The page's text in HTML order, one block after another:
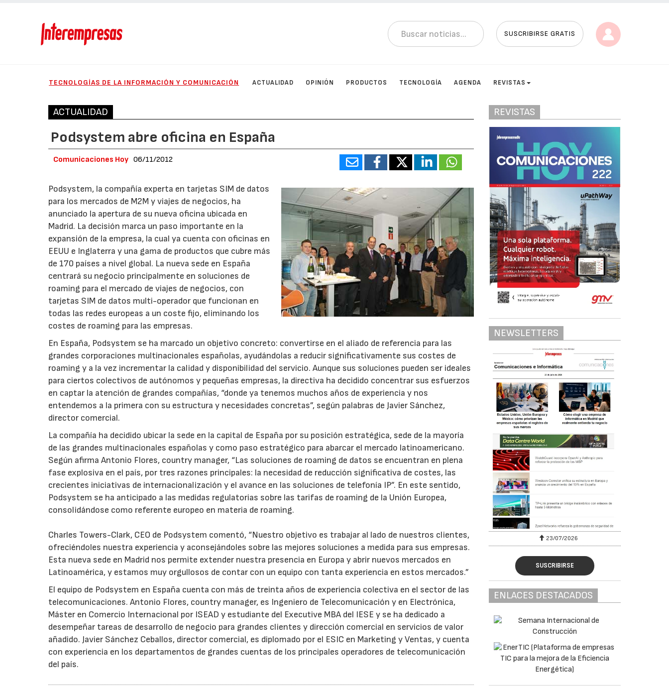
SUSCRIBIRSE GRATIS
TECNOLOGÍAS DE LA INFORMACIÓN Y COMUNICACIÓN ACTUALIDAD OPINIÓN PRODUCTOS TECNOLOGÍA AGENDA REVISTAS
ACTUALIDAD
Podsystem abre oficina en España
Comunicaciones Hoy 06/11/2012
Podsystem, la compañía experta en tarjetas SIM de datos
para los mercados de M2M y viajes de negocios, ha
anunciado la apertura de su nueva oficina ubicada en
Madrid. La decisión marca un paso importante en la
expansión de la empresa, la cual ya cuenta con oficinas en
EEUU e Inglaterra y una gama de productos que cubre más
de 170 países a nivel global. La nueva sede en España
centrará su negocio principalmente en soluciones de
roaming para el mercado de viajes de negocios, con
tarjetas SIM de datos multi-operador que funcionan en
todas las redes europeas a un coste fijo, eliminando los
costes de roaming para las empresas.
En España, Podsystem se ha marcado un objetivo concreto: convertirse en el aliado de referencia para las
grandes corporaciones multinacionales españolas, ayudándolas a reducir significativamente sus costes de
roaming y a la vez incrementar la calidad y disponibilidad del servicio. Aunque sus soluciones pueden ser ideales
para ciertos colectivos de autónomos y pequeñas empresas, la directiva ha decidido concentrar sus esfuerzos
en captar la atención de grandes compañías, “donde ya tenemos muchos años de experiencia y nos
entendemos a la primera con su estructura y necesidades concretas”, según palabras de Javier Sánchez,
director comercial.
La compañía ha decidido ubicar la sede en la capital de España por su posición estratégica, sede de la mayoría
de las grandes multinacionales españolas y como paso estratégico para abarcar el mercado latinoamericano.
Según afirma Antonio Flores, country manager, “Las soluciones de roaming de datos se encuentran en plena
fase explosiva en el país, por tres razones principales: la necesidad de reducción significativa de costes, las
crecientes iniciativas de internacionalización y el avance en las soluciones de telefonía IP”. En este sentido,
Podsystem se ha anticipado a las medidas regulatorias sobre las tarifas de roaming de la Unión Europea,
consolidándose como referente europeo en materia de roaming.
Charles Towers-Clark, CEO de Podsystem comentó, “Nuestro objetivo es trabajar al lado de nuestros clientes,
ofreciéndoles nuestra experiencia y aconsejándoles sobre las mejores soluciones a medida para sus empresas.
Esta nueva sede en Madrid nos permite extender nuestra presencia en Europa y abrir nuevos mercados en
Latinoamérica, y estamos muy orgullosos de contar con un equipo con tanta experiencia en estos mercados.”
El equipo de Podsystem en España cuenta con más de treinta años de experiencia colectiva en el sector de las
telecomunicaciones. Antonio Flores, country manager, es Ingeniero de Telecomunicación y en Electrónica,
Máster en Comercio Internacional por ISEAD y estudiante del Executive MBA del IESE y se ha dedicado a
desempeñar tareas de desarrollo de negocio para grandes clientes y dirección comercial en servicios de valor
añadido. Javier Sánchez Ceballos, director comercial, es diplomado por el ESIC en Marketing y Ventas, y cuenta
con experiencia en los departamentos de grandes cuentas de los principales operadores de telecomunicación
del país.
REVISTAS
NEWSLETTERS
23/07/2026 30/07/2026 23/07/2026
SUSCRIBIRSE
ENLACES DESTACADOS